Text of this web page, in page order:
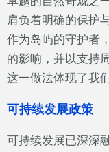
肩负着明确的保护
作为岛屿的守护者
的影响，并以支持
这一做法体现了我
可持续发展政策
可持续发展已深深